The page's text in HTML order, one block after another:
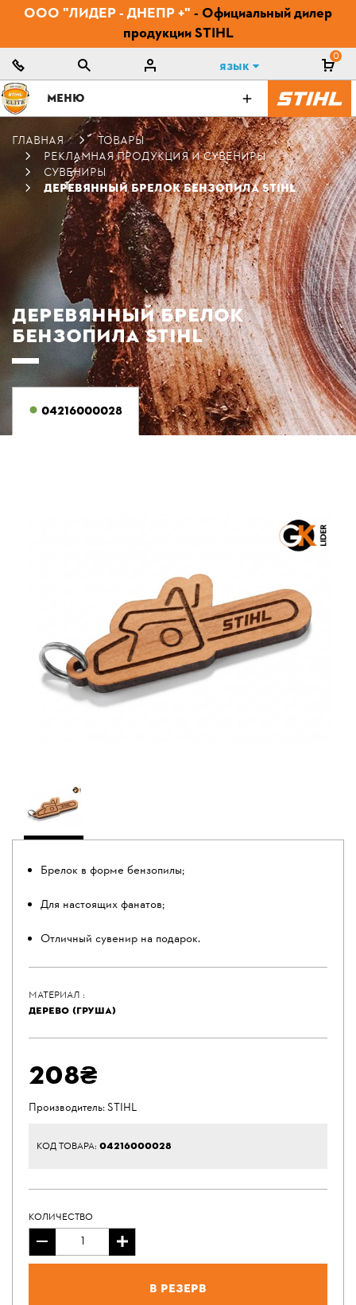
ООО "ЛИДЕР - ДНЕПР +" - Официальный дилер
продукции STIHL
Язык
0
МЕНЮ
ГЛАВНАЯ
ТОВАРЫ
РЕКЛАМНАЯ ПРОДУКЦИЯ И СУВЕНИРЫ
СУВЕНИРЫ
ДЕРЕВЯННЫЙ БРЕЛОК БЕНЗОПИЛА STIHL
ДЕРЕВЯННЫЙ БРЕЛОК
БЕНЗОПИЛА STIHL
04216000028
Брелок в форме бензопилы;
Для настоящих фанатов;
Отличный сувенир на подарок.
МАТЕРИАЛ :
ДЕРЕВО (ГРУША)
208₴
Производитель:STIHL
КОД ТОВАРА: 04216000028
КОЛИЧЕСТВО
В резерв